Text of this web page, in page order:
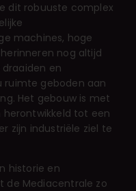
dit robuuste complex
machines, hoge
nog altijd
en
ruimte geboden aan
Het gebouw is met
tot een
zijn industriële ziel te
historie en
de Mediacentrale zo